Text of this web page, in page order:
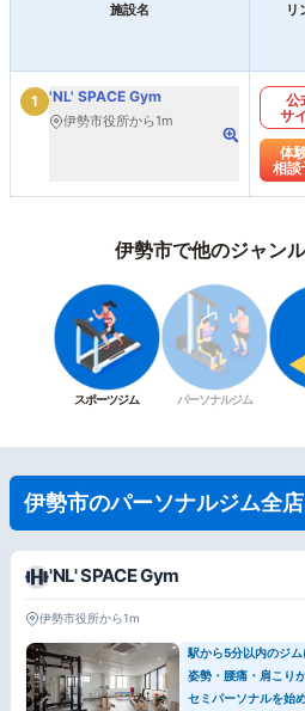
施設名 リ
1 'NL' SPACE Gym
伊勢市役所から1m
公
サ
体
相談
伊勢市で他のジャン
スポーツジム パーソナルジム
伊勢市のパーソナルジム全
'NL' SPACE Gym
伊勢市役所から1m
駅から5分以内のジム
姿勢・腰痛・肩こり
セミパーソナルを始